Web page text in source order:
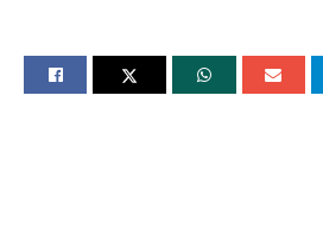
की सरकार बन रही है, उसमें पंजाब का सबसे
मान